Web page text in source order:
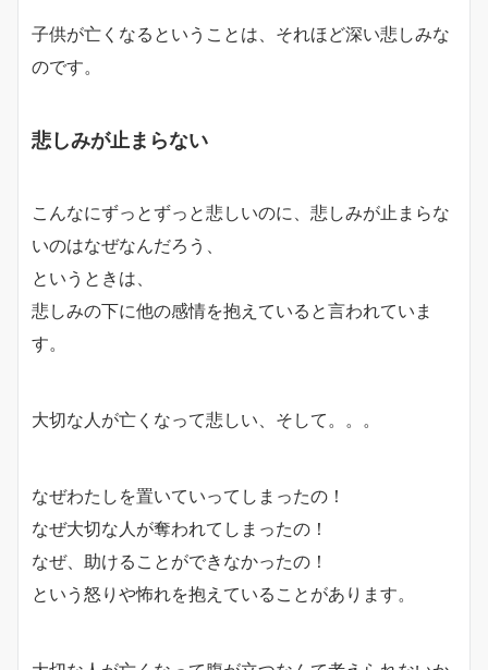
子供が亡くなるということは、それほど深い悲しみな
のです。
悲しみが止まらない
こんなにずっとずっと悲しいのに、悲しみが止まらな
いのはなぜなんだろう、
というときは、
悲しみの下に他の感情を抱えていると言われていま
す。
大切な人が亡くなって悲しい、そして。。。
なぜわたしを置いていってしまったの！
なぜ大切な人が奪われてしまったの！
なぜ、助けることができなかったの！
という怒りや怖れを抱えていることがあります。